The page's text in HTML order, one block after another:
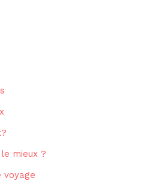
mieux ?
voyage